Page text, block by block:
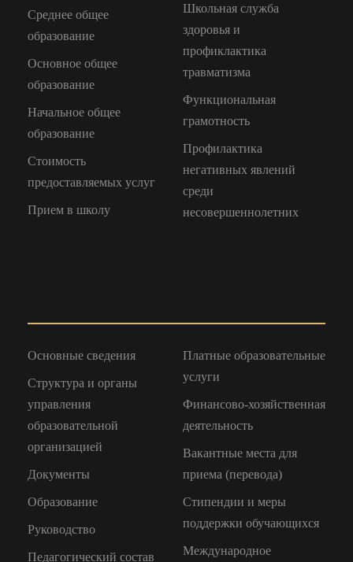
Среднее общее
образование
Основное общее
образование
Начальное общее
образование
Стоимость
предоставляемых услуг
Прием в школу
Школьная служба
здоровья и
профиклактика
травматизма
Функциональная
грамотность
Профилактика
негативных явлений
среди
несовершеннолетних
Основные сведения
Структура и органы
управления
образовательной
организацией
Документы
Образование
Руководство
Педагогический состав
Платные образовательные
услуги
Финансово-хозяйственная
деятельность
Вакантные места для
приема (перевода)
Стипендии и меры
поддержки обучающихся
Международное